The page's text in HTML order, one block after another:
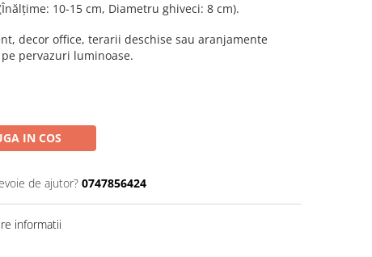
10-15 cm, Diametru ghiveci: 8 cm).
decor office, terarii deschise sau aranjamente
pervazuri luminoase.
IN COS
de ajutor? 0747856424
informatii